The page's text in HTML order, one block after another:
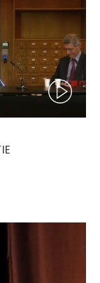
(video)